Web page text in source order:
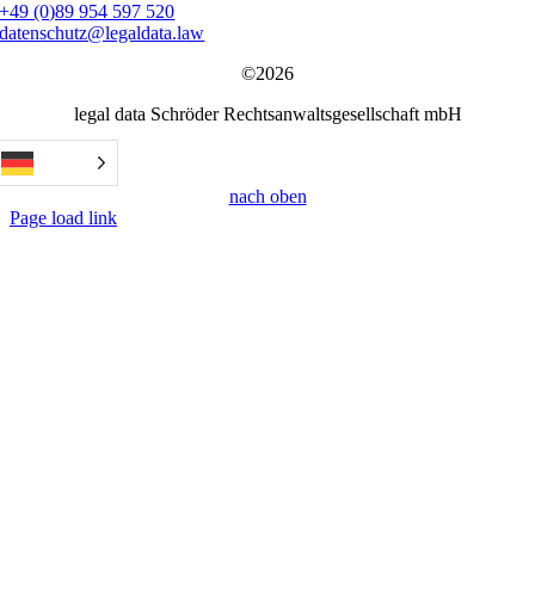
+49 (0)89 954 597 520
datenschutz@legaldata.law
©2026
legal data Schröder Rechtsanwaltsgesellschaft mbH
nach oben
Page load link